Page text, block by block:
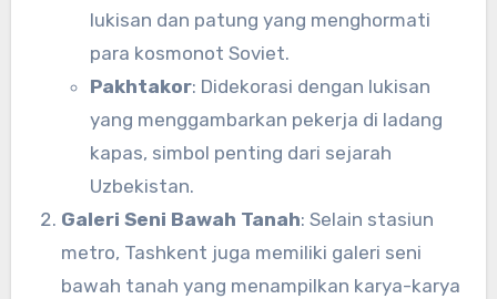
lukisan dan patung yang menghormati
para kosmonot Soviet.
Pakhtakor: Didekorasi dengan lukisan
yang menggambarkan pekerja di ladang
kapas, simbol penting dari sejarah
Uzbekistan.
Galeri Seni Bawah Tanah: Selain stasiun
metro, Tashkent juga memiliki galeri seni
bawah tanah yang menampilkan karya-karya